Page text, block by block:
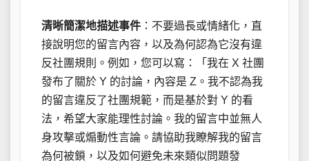
清晰簡潔地描述事件 ：不要過長或情緒化，直
接說明您的留言內容，以及為何認為它沒有違
反社團規則。例如，您可以寫：「我在 X 社團
發布了關於 Y 的討論，內容是 Z。我不認為我
的留言違反了社團規範，而是基於對 Y 的看
法，希望大家能理性討論。我的留言中並無人
身攻擊或煽動性言論。請協助我瞭解我的留言
為何被鎖，以及如何避免未來類似問題發